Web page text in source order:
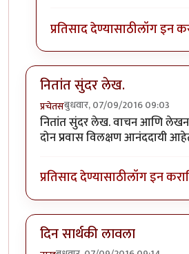
प्रतिसाद देण्यासाठीलॉग इन
नितांत सुंदर लेख.
प्रचेतसबुधवार, 07/09/2016 09:03
नितांत सुंदर लेख. वाचन आणि
दोन प्रवास विलक्षण आनंददायी
प्रतिसाद देण्यासाठीलॉग इन करा
दिन सार्थकी लावला